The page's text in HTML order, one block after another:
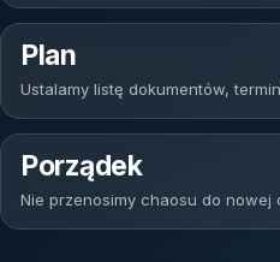
Plan
Ustalamy listę dokumentów,
Porządek
Nie przenosimy chaosu do nowej